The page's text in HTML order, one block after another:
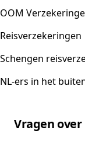
OOM
Reisverzekeringen
Schengen
NL-ers in het
Vragen